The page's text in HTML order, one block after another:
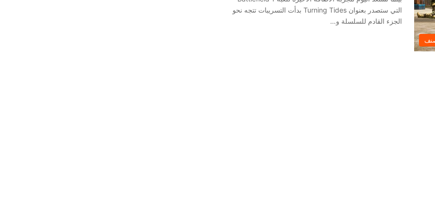
التي ستصدر بعنوان Turning Tides بدأت التسريبات تتجه نحو
الجزء القادم للسلسلة و…